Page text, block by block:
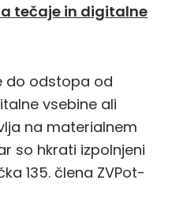
tečaje in digitalne
do odstopa od
vsebine ali
na materialnem
so hkrati izpolnjeni
135. člena ZVPot-